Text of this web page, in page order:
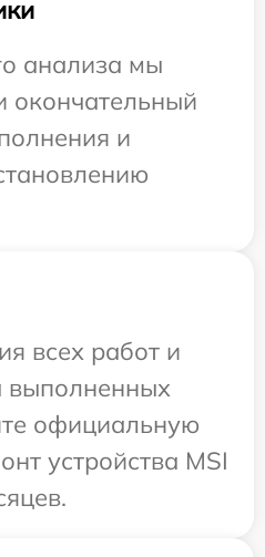
анализа мы
окончательный
и
всех работ и
выполненных
официальную
устройства MSI